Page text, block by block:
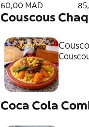
60,00 MAD
Couscous
Coca Cola